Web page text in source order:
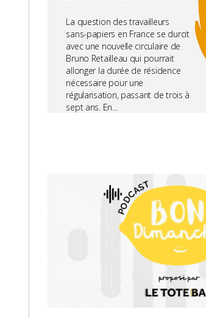
La question des travailleurs
sans-papiers en France se durcit
avec une nouvelle circulaire de
Bruno Retailleau qui pourrait
allonger la durée de résidence
nécessaire pour une
régularisation, passant de trois à
sept ans. En...